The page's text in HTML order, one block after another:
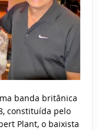
banda britânica
constituída pelo
Plant, o baixista